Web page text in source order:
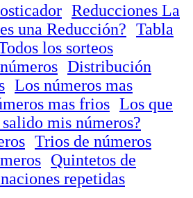
Reducciones La
una Reducción? Tabla
los sorteos
Distribución
Los números mas
mas frios Los que
salido mis números?
Trios de números
Quintetos de
repetidas